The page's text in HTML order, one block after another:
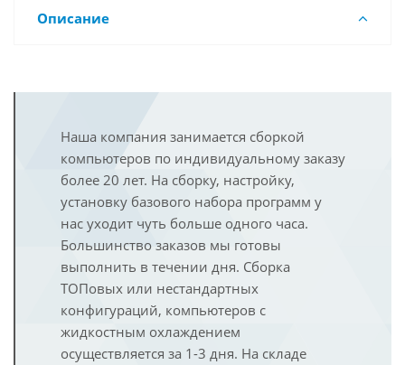
Описание
Наша компания занимается сборкой
компьютеров по индивидуальному заказу
более 20 лет. На сборку, настройку,
установку базового набора программ у
нас уходит чуть больше одного часа.
Большинство заказов мы готовы
выполнить в течении дня. Сборка
ТОПовых или нестандартных
конфигураций, компьютеров с
жидкостным охлаждением
осуществляется за 1-3 дня. На складе